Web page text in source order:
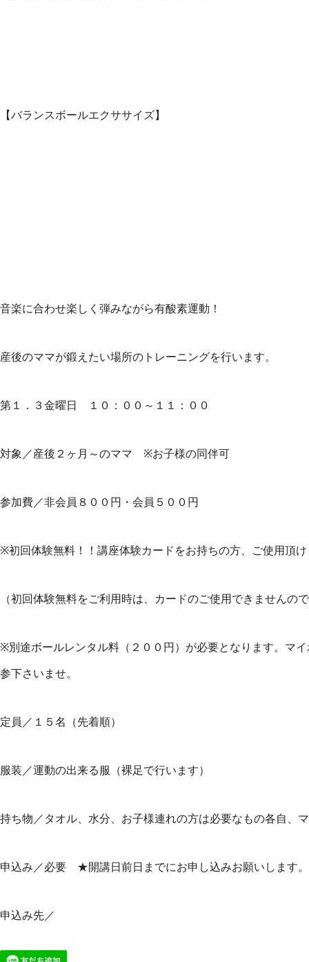
【バランスボールエクササイズ】
音楽に合わせ楽しく弾みながら有酸素運動！
産後のママが鍛えたい場所のトレーニングを行います。
第１．３金曜日 １０：００～１１：００
対象／産後２ヶ月～のママ ※お子様の同伴可
参加費／非会員８００円・会員５００円
※初回体験無料！！講座体験カードをお持ちの方、ご使用頂
（初回体験無料をご利用時は、カードのご使用できませんの
※別途ボールレンタル料（２００円）が必要となります。マ
参下さいませ。
定員／１５名（先着順）
服装／運動の出来る服（裸足で行います）
持ち物／タオル、水分、お子様連れの方は必要なもの各自、
申込み／必要 ★開講日前日までにお申し込みお願いします。
申込み先／